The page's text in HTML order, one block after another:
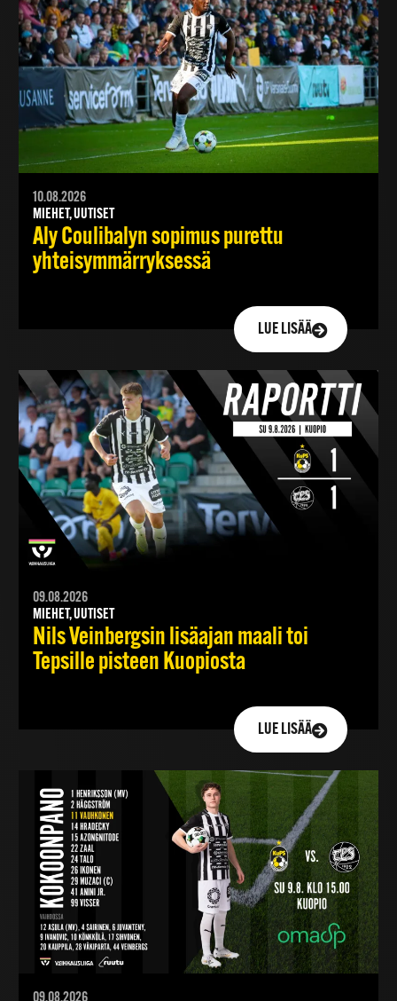
10.08.2026
MIEHET, UUTISET
Aly Coulibalyn sopimus purettu
yhteisymmärryksessä
LUE LISÄÄ
09.08.2026
MIEHET, UUTISET
Nils Veinbergsin lisäajan maali toi
Tepsille pisteen Kuopiosta
LUE LISÄÄ